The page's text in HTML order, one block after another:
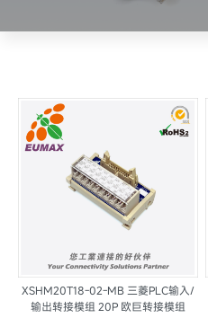
XSHM20T18-02-MB 三菱PLC输入/
输出转接模组 20P 欧巨转接模组